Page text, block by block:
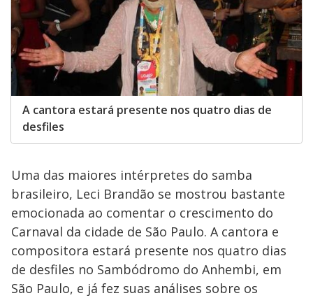
A cantora estará presente nos quatro dias de
desfiles
Uma das maiores intérpretes do samba
brasileiro, Leci Brandão se mostrou bastante
emocionada ao comentar o crescimento do
Carnaval da cidade de São Paulo. A cantora e
compositora estará presente nos quatro dias
de desfiles no Sambódromo do Anhembi, em
São Paulo, e já fez suas análises sobre os